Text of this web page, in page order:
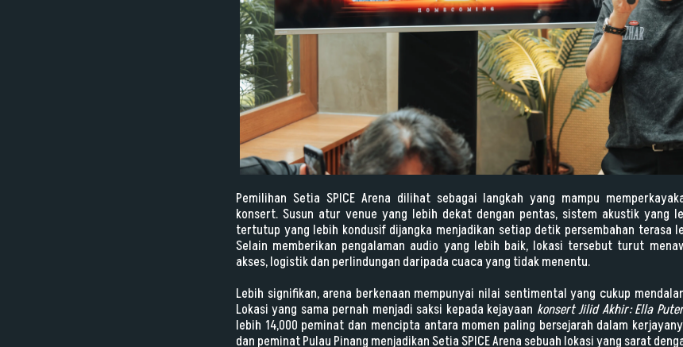
Pemilihan Setia SPICE Arena dilihat sebagai langkah yang mampu
konsert. Susun atur venue yang lebih dekat dengan pentas, sistem akustik yang
tertutup yang lebih kondusif dijangka menjadikan setiap detik persembahan terasa
Selain memberikan pengalaman audio yang lebih baik, lokasi tersebut turut
akses, logistik dan perlindungan daripada cuaca yang tidak menentu.
Lebih signifikan, arena berkenaan mempunyai nilai sentimental yang cukup
Lokasi yang sama pernah menjadi saksi kepada kejayaan konsert Jilid Akhir: Ella
lebih 14,000 peminat dan mencipta antara momen paling bersejarah dalam
dan peminat Pulau Pinang menjadikan Setia SPICE Arena sebuah lokasi yang sarat